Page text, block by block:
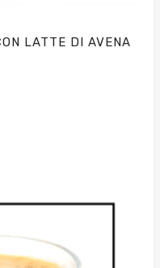
LATTE DI AVENA